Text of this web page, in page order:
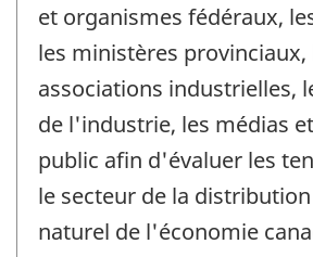
et organismes fédéraux,
les ministères provinciaux,
associations industrielles,
de l'industrie, les médias
public afin d'évaluer les
le secteur de la
naturel de l'économie